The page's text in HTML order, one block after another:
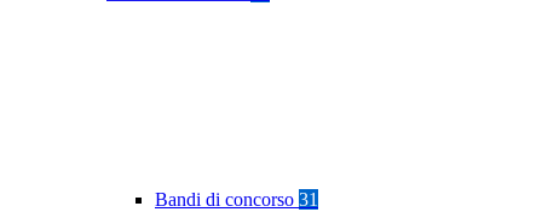
Bandi di concorso 31